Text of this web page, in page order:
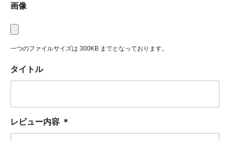
画像
一つのファイルサイズは 300KB までとなっております。
タイトル
レビュー内容 ＊